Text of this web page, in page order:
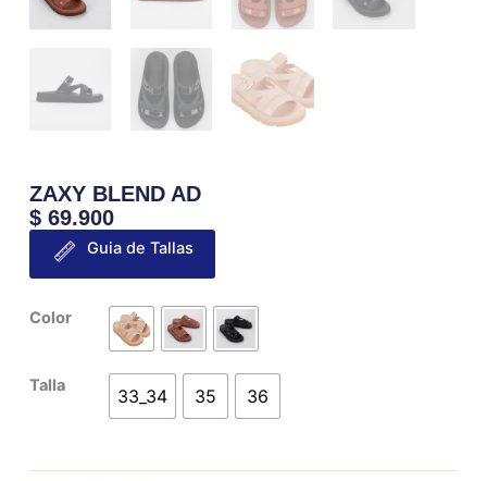
ZAXY BLEND AD
$69.900
Guia de Tallas
Color
Talla 33_34 35 36
ZAXY
cantidad